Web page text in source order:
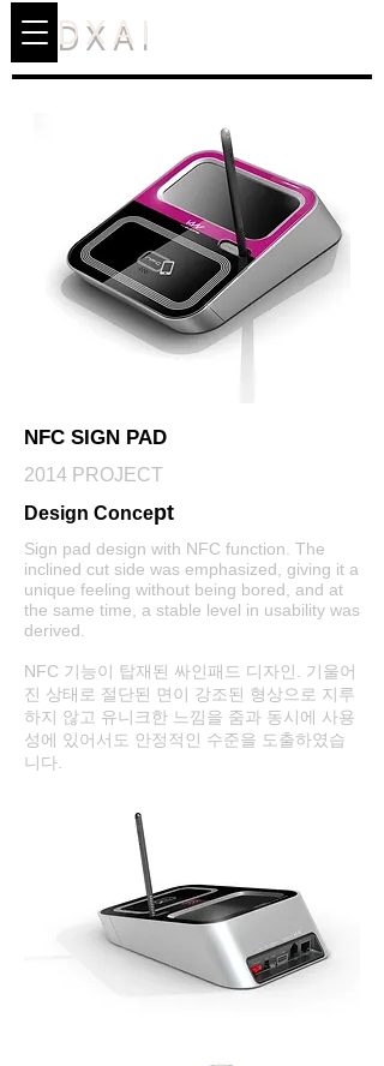
DXAI
NFC SIGN PAD
2014 PROJECT
Design Concept
Sign pad design with NFC function. The
inclined cut side was emphasized, giving it a
unique feeling without being bored, and at
the same time, a stable level in usability was
derived.
NFC 기능이 탑재된 싸인패드 디자인. 기울어
진 상태로 절단된 면이 강조된 형상으로 지루
하지 않고 유니크한 느낌을 줌과 동시에 사용
성에 있어서도 안정적인 수준을 도출하였습
니다.